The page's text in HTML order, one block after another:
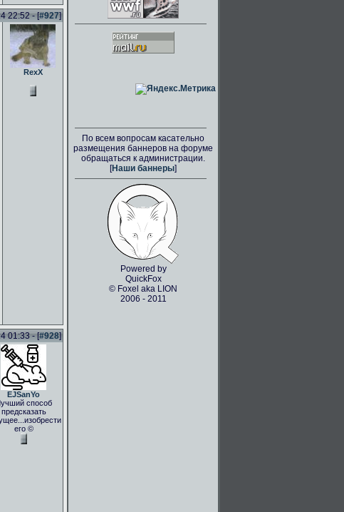
22:52 - [#927]
RexX
01:33 - [#928]
EJSanYo
способ
предсказать
его ©
По всем вопросам касательно
размещения баннеров на форуме
обращаться к администрации.
[Наши баннеры]
Powered by
QuickFox
© Foxel aka LION
2006 - 2011